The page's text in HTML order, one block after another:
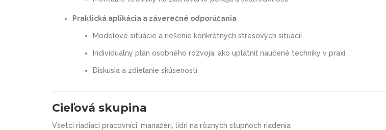
Praktická aplikácia a záverečné odporúčania
Modelové situácie a riešenie konkrétnych stresových situácií
Individuálny plán osobného rozvoja: ako uplatniť naučené techniky v praxi
Diskusia a zdieľanie skúseností
Cieľová skupina
Všetci riadiaci pracovníci, manažéri, lídri na rôznych stupňoch riadenia